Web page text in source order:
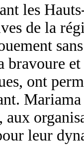
les
de la
bravoure
ont
aux
leur